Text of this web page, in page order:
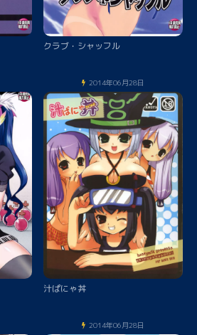
クラブ・シャッフル
2014年06月28日
汁ぱにゃ丼
2014年06月28日